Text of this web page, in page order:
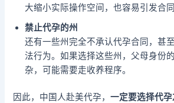
大缩小实际操作空间，也容易引发合
禁止代孕的州
还有一些州完全不承认代孕合同，甚
法行为。如果选择这些州，父母身份
杂，可能需要走收养程序。
因此，中国人赴美代孕，一定要选择代